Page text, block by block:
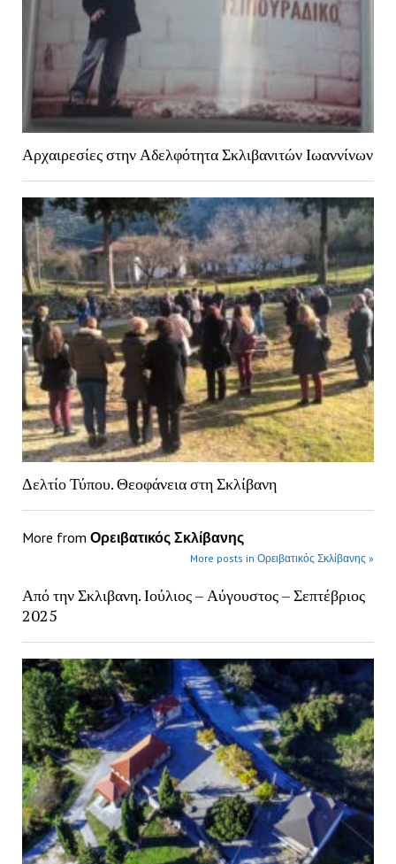
Αρχαιρεσίες στην Αδελφότητα Σκλιβανιτών Ιωαννίνων
Δελτίο Τύπου. Θεοφάνεια στη Σκλίβανη
More from Ορειβατικός Σκλίβανης
More posts in Ορειβατικός Σκλίβανης »
Από την Σκλιβανη. Ιούλιος – Αύγουστος – Σεπτέβριος
2025